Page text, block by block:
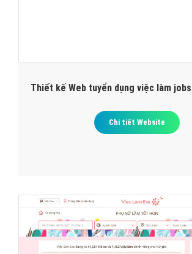
Thiết kế Web tuyển dụng việc làm
Chi tiết Website